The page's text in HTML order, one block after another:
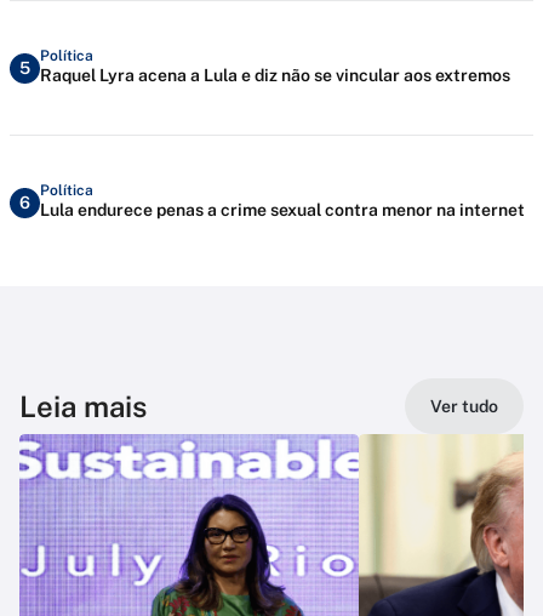
5
Política
Raquel Lyra acena a Lula e diz não se vincular aos extremos
6
Política
Lula endurece penas a crime sexual contra menor na internet
Leia mais Ver tudo